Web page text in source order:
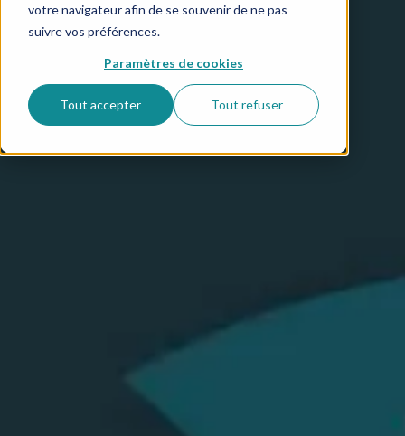
votre navigateur afin de se souvenir de ne pas
suivre vos préférences.
Paramètres de cookies
Tout accepter Tout refuser